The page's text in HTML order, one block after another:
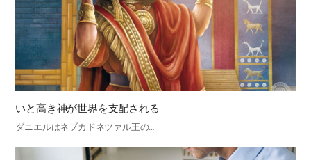
いと高き神が世界を支配される
ダニエルはネブカドネツァル王の…